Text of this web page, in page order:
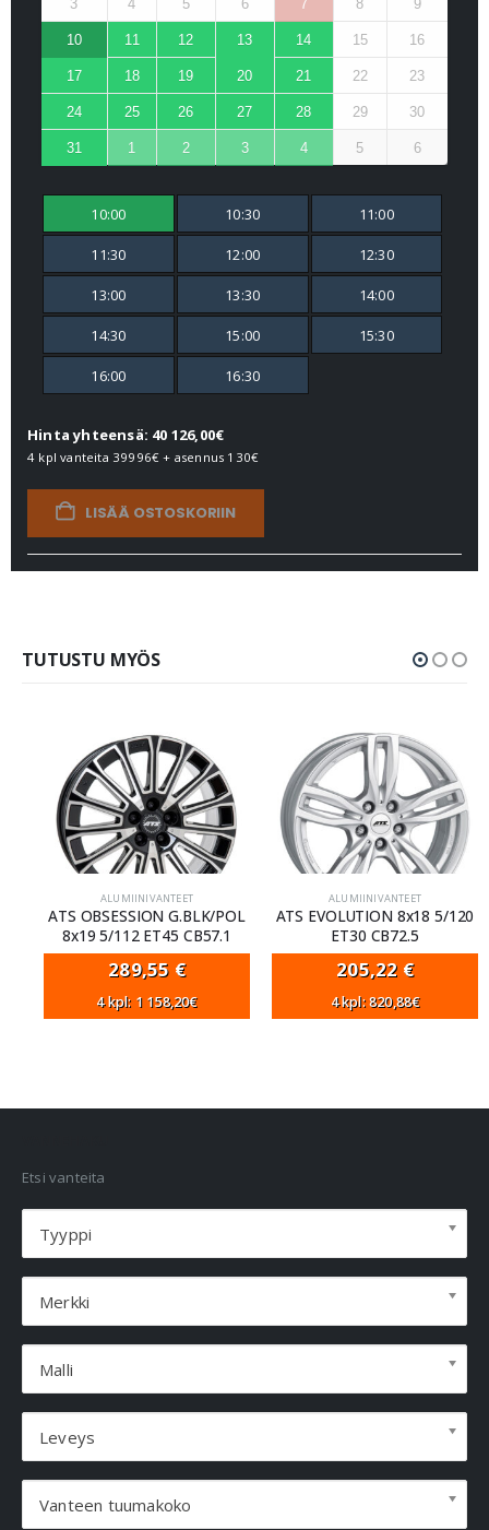
3 4 5 6 7 8 9
10 11 12 13 14 15 16
17 18 19 20 21 22 23
24 25 26 27 28 29 30
31 1 2 3 4 5 6
10:00 10:30 11:00
11:30 12:00 12:30
13:00 13:30 14:00
14:30 15:00 15:30
16:00 16:30
Hinta yhteensä: 40 126,00€
4 kpl vanteita 39996€ + asennus 130€
LISÄÄ OSTOSKORIIN
TUTUSTU MYÖS
ALUMIINIVANTEET
ATS OBSESSION G.BLK/POL
8x19 5/112 ET45 CB57.1
289,55 €
4 kpl: 1 158,20€
ALUMIINIVANTEET
ATS EVOLUTION 8x18 5/120
ET30 CB72.5
205,22 €
4 kpl: 820,88€
Etsi vanteita
Tyyppi
Merkki
Malli
Leveys
Vanteen tuumakoko